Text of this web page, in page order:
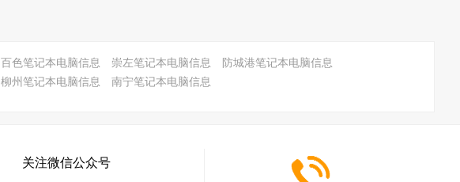
百色笔记本电脑信息 崇左笔记本电脑信息
防城港笔记本电脑信息
柳州笔记本电脑信息 南宁笔记本电脑信息
关注微信公众号